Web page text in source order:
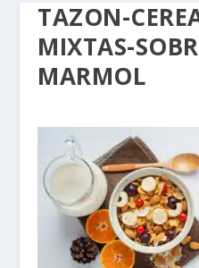
TAZON-
MIXTAS-
MARMOL